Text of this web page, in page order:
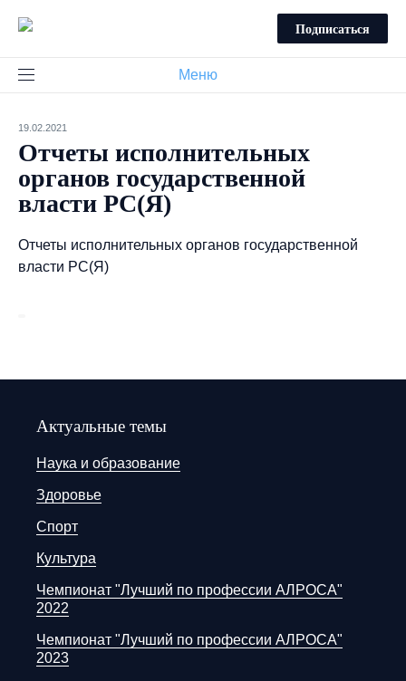
Подписаться
Меню
19.02.2021
Отчеты исполнительных
органов государственной
власти РС(Я)
Отчеты исполнительных органов государственной
власти РС(Я)
Актуальные темы
Наука и образование
Здоровье
Спорт
Культура
Чемпионат "Лучший по профессии АЛРОСА"
2022
Чемпионат "Лучший по профессии АЛРОСА"
2023